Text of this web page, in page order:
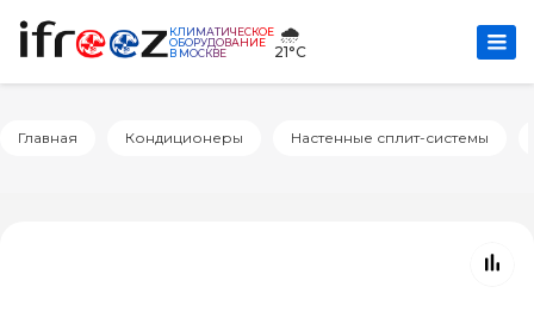
КЛИМАТИЧЕСКОЕ
ОБОРУДОВАНИЕ
В МОСКВЕ
🌧️
21°C
Главная Кондиционеры Настенные сплит-системы